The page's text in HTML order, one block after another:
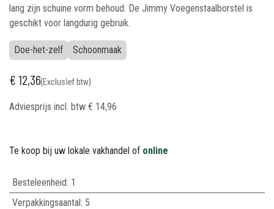
lang zijn schuine vorm behoud. De Jimmy Voegenstaalborstel is
geschikt voor langdurig gebruik.
Doe-het-zelf Schoonmaak
€12,36(Exclusief btw)
Adviesprijs incl. btw € 14,96
Te koop bij uw lokale vakhandel of online
Besteleenheid: 1
Verpakkingsaantal: 5